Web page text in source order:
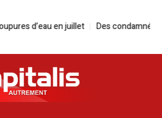
juillet Des condamnés nettoient une